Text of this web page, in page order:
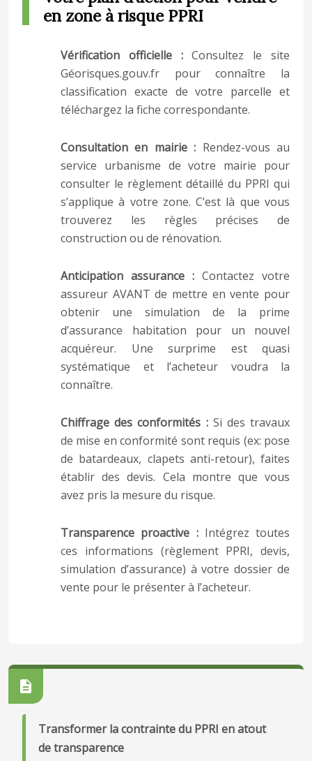
en zone à risque PPRI
Vérification officielle :Consultez le site
Géorisques.gouv.fr pour connaître la
classification exacte de votre parcelle et
téléchargez la fiche correspondante.
Consultation en mairie : Rendez-vous au
service urbanisme de votre mairie pour
consulter le règlement détaillé du PPRI qui
s’applique à votre zone. C’est là que vous
trouverez les règles précises de
construction ou de rénovation.
Anticipation assurance : Contactez votre
assureur AVANT de mettre en vente pour
obtenir une simulation de la prime
d’assurance habitation pour un nouvel
acquéreur. Une surprime est quasi
systématique et l’acheteur voudra la
connaître.
Chiffrage des conformités :Si des travaux
de mise en conformité sont requis (ex: pose
de batardeaux, clapets anti-retour), faites
établir des devis. Cela montre que vous
avez pris la mesure du risque.
Transparence proactive :Intégrez toutes
ces informations (règlement PPRI, devis,
simulation d’assurance) à votre dossier de
vente pour le présenter à l’acheteur.
Transformer la contrainte du PPRI en atout
de transparence